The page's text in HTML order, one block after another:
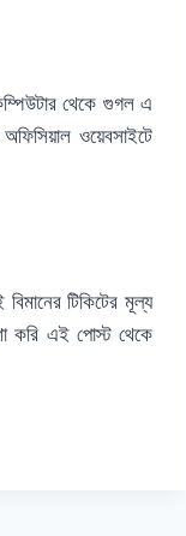
থেকে গুগল এ
ওয়েবসাইটে
টিকিটের মূল্য
করি এই পোস্ট থেকে